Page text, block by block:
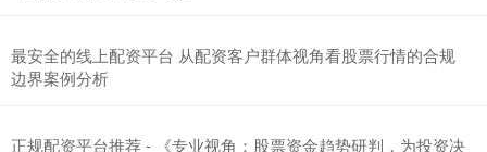
最安全的线上配资平台 从配资客户群体视角看股票行情的合规
边界案例分析
正规配资平台推荐 - 《专业视角：股票资金趋势研判，为投资决